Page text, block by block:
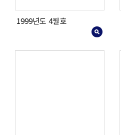
1999년도 4월호